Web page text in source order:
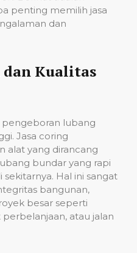
penting memilih jasa
dan
Kualitas
lubang
Jasa coring
alat yang dirancang
bundar yang rapi
Hal ini sangat
bangunan,
besar seperti
atau jalan